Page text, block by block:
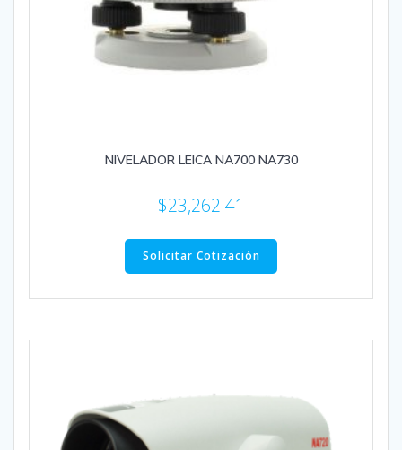
NIVELADOR LEICA NA700 NA730
$23,262.41
Solicitar Cotización